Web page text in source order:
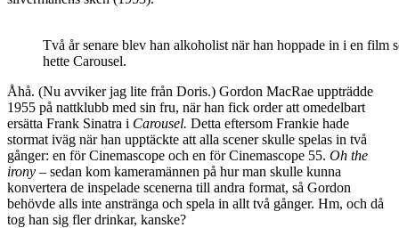
Två år senare blev han alkoholist när han hoppade in i en film
hette Carousel.
Åhå. (Nu avviker jag lite från Doris.) Gordon MacRae uppträdde
1955 på nattklubb med sin fru, när han fick order att omedelbart
ersätta Frank Sinatra i Carousel. Detta eftersom Frankie hade
stormat iväg när han upptäckte att alla scener skulle spelas in två
gånger: en för Cinemascope och en för Cinemascope 55. Oh the
irony – sedan kom kameramännen på hur man skulle kunna
konvertera de inspelade scenerna till andra format, så Gordon
behövde alls inte anstränga och spela in allt två gånger. Hm, och då
tog han sig fler drinkar, kanske?